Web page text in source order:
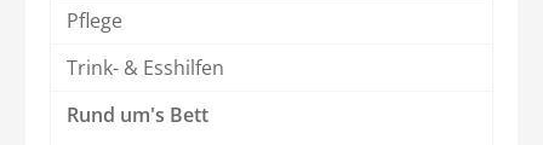
Pflege
Trink- & Esshilfen
Rund um's Bett